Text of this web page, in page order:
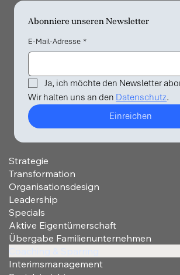
Abonniere unseren Newsletter
E-Mail-Adresse *
Ja, ich möchte den Newsletter
Wir halten uns an den Datenschutz
Einreichen
Strategie
Transformation
Organisationsdesign
Leadership
Specials
Aktive Eigentümerschaft
Übergabe Familienunternehmen
Interimsmanagement